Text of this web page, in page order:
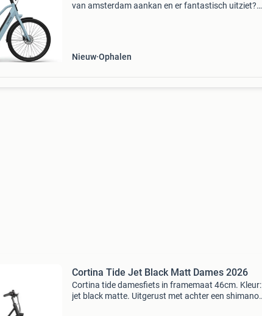
van amsterdam aankan en er fantastisch uitziet?
Nieuw Ophalen
Cortina Tide Jet Black Matt Dames 2026
Cortina tide damesfiets in framemaat 46cm. Kleur:
jet black matte. Uitgerust met achter een shimano